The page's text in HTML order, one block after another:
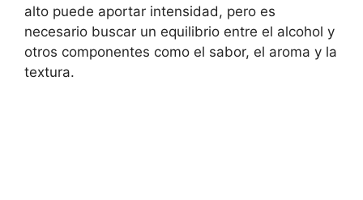
alto puede aportar intensidad, pero es
necesario buscar un equilibrio entre el alcohol y
otros componentes como el sabor, el aroma y la
textura.